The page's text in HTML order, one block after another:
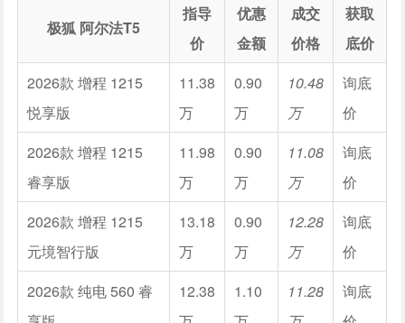
极狐 阿尔法T5
指导
价
优惠
金额
成交
价格
获取
底价
2026款 增程 1215
悦享版
11.38
万
0.90
万
10.48
万
询底
价
2026款 增程 1215
睿享版
11.98
万
0.90
万
11.08
万
询底
价
2026款 增程 1215
元境智行版
13.18
万
0.90
万
12.28
万
询底
价
2026款 纯电 560 睿
12.38
1.10
11.28
询底